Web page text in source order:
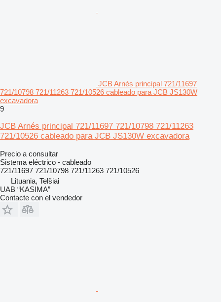
JCB Arnés principal 721/11697
721/10798 721/11263 721/10526 cableado para JCB JS130W
excavadora
9
JCB Arnés principal 721/11697 721/10798 721/11263
721/10526 cableado para JCB JS130W excavadora
Precio a consultar
Sistema eléctrico - cableado
721/11697 721/10798 721/11263 721/10526
Lituania, Telšiai
UAB “KASIMA”
Contacte con el vendedor